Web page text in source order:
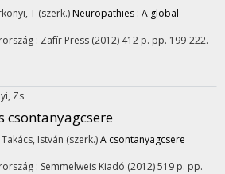
T (szerk.) Neuropathies : A global
: Zafír Press (2012) 412 p. pp. 199-222.
Zs
csontanyagcsere
István (szerk.)A csontanyagcsere
: Semmelweis Kiadó (2012)519 p. pp.